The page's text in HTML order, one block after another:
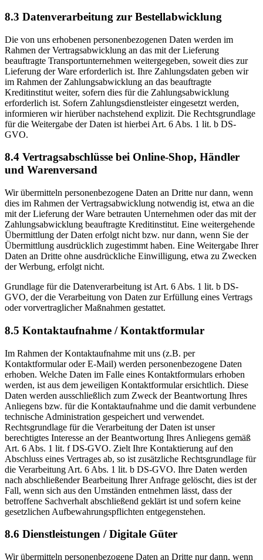
8.3 Datenverarbeitung zur Bestellabwicklung
Die von uns erhobenen personenbezogenen Daten werden im
Rahmen der Vertragsabwicklung an das mit der Lieferung
beauftragte Transportunternehmen weitergegeben, soweit dies zur
Lieferung der Ware erforderlich ist. Ihre Zahlungsdaten geben wir
im Rahmen der Zahlungsabwicklung an das beauftragte
Kreditinstitut weiter, sofern dies für die Zahlungsabwicklung
erforderlich ist. Sofern Zahlungsdienstleister eingesetzt werden,
informieren wir hierüber nachstehend explizit. Die Rechtsgrundlage
für die Weitergabe der Daten ist hierbei Art. 6 Abs. 1 lit. b DS-
GVO.
8.4 Vertragsabschlüsse bei Online-Shop, Händler
und Warenversand
Wir übermitteln personenbezogene Daten an Dritte nur dann, wenn
dies im Rahmen der Vertragsabwicklung notwendig ist, etwa an die
mit der Lieferung der Ware betrauten Unternehmen oder das mit der
Zahlungsabwicklung beauftragte Kreditinstitut. Eine weitergehende
Übermittlung der Daten erfolgt nicht bzw. nur dann, wenn Sie der
Übermittlung ausdrücklich zugestimmt haben. Eine Weitergabe Ihrer
Daten an Dritte ohne ausdrückliche Einwilligung, etwa zu Zwecken
der Werbung, erfolgt nicht.
Grundlage für die Datenverarbeitung ist Art. 6 Abs. 1 lit. b DS-
GVO, der die Verarbeitung von Daten zur Erfüllung eines Vertrags
oder vorvertraglicher Maßnahmen gestattet.
8.5 Kontaktaufnahme / Kontaktformular
Im Rahmen der Kontaktaufnahme mit uns (z.B. per
Kontaktformular oder E-Mail) werden personenbezogene Daten
erhoben. Welche Daten im Falle eines Kontaktformulars erhoben
werden, ist aus dem jeweiligen Kontaktformular ersichtlich. Diese
Daten werden ausschließlich zum Zweck der Beantwortung Ihres
Anliegens bzw. für die Kontaktaufnahme und die damit verbundene
technische Administration gespeichert und verwendet.
Rechtsgrundlage für die Verarbeitung der Daten ist unser
berechtigtes Interesse an der Beantwortung Ihres Anliegens gemäß
Art. 6 Abs. 1 lit. f DS-GVO. Zielt Ihre Kontaktierung auf den
Abschluss eines Vertrages ab, so ist zusätzliche Rechtsgrundlage für
die Verarbeitung Art. 6 Abs. 1 lit. b DS-GVO. Ihre Daten werden
nach abschließender Bearbeitung Ihrer Anfrage gelöscht, dies ist der
Fall, wenn sich aus den Umständen entnehmen lässt, dass der
betroffene Sachverhalt abschließend geklärt ist und sofern keine
gesetzlichen Aufbewahrungspflichten entgegenstehen.
8.6 Dienstleistungen / Digitale Güter
Wir übermitteln personenbezogene Daten an Dritte nur dann, wenn